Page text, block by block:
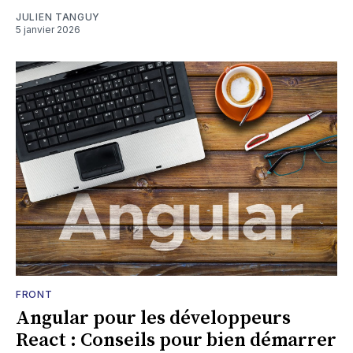
JULIEN TANGUY
5 janvier 2026
FRONT
Angular pour les développeurs
React : Conseils pour bien démarrer